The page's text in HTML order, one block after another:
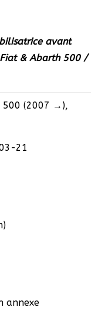
avant
& Abarth 500 /
(2007 →),
21
annexe